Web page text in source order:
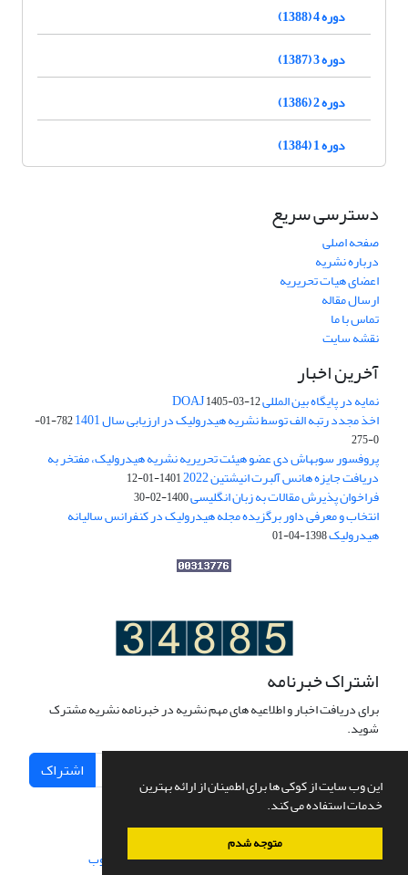
این وب سایت از کوکی ها برای اطمینان از ارائه بهترین
خدمات استفاده می کند.
متوجه شدم
دوره 4 (1388)
دوره 3 (1387)
دوره 2 (1386)
دوره 1 (1384)
دسترسی سریع
صفحه اصلی
درباره نشریه
اعضای هیات تحریریه
ارسال مقاله
تماس با ما
نقشه سایت
آخرین اخبار
نمایه در پایگاه بین المللی DOAJ1405-03-12
اخذ مجدد رتبه الف توسط نشریه هیدرولیک در ارزیابی سال 1401
782-01-
0-275
پروفسور سوبهاش دی عضو هیئت تحریریه نشریه هیدرولیک، مفتخر به
دریافت جایزه هانس آلبرت انیشتین 2022 1401-01-12
فراخوان پذیرش مقالات به زبان انگلیسی1400-02-30
انتخاب و معرفی داور برگزیده مجله هیدرولیک در کنفرانس سالیانه
هیدرولیک1398-04-01
اشتراک خبرنامه
برای دریافت اخبار و اطلاعیه های مهم نشریه در خبرنامه نشریه مشترک
شوید.
اشتراک
سامانه مدیریت نشریات علمی.طراحی و پیاده سازی از سیناوب